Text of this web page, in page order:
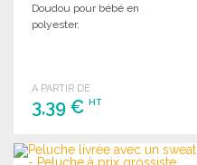
Doudou pour bébé en
polyester.
A PARTIR DE
3,39 € HT
COMMANDER